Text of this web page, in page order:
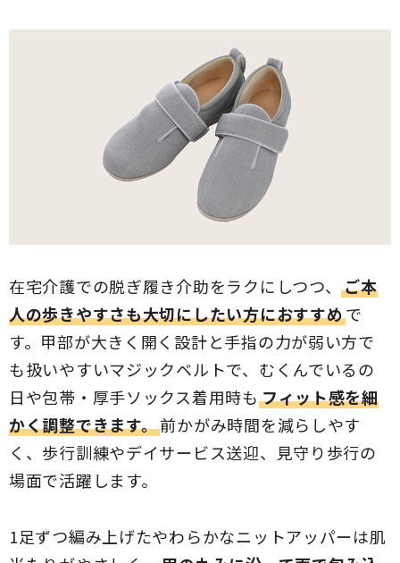
在宅介護での脱ぎ履き介助をラクにしつつ、ご本
人の歩きやすさも大切にしたい方におすすめで
す。甲部が大きく開く設計と手指の力が弱い方で
も扱いやすいマジックベルトで、むくんでいるの
日や包帯・厚手ソックス着用時も フィット感を細
かく調整できます。前かがみ時間を減らしやす
く、歩行訓練やデイサービス送迎、見守り歩行の
場面で活躍します。
1足ずつ編み上げたやわらかなニットアッパーは肌